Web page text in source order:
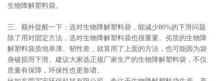
生物降解塑料袋。
三、额外提醒一下：选对生物降解塑料袋，能减少80%的下滑问题
除了用对固定方法，选对生物降解塑料袋也很重要。劣质的生物降
解塑料袋质地单薄、韧性差，就算用了上面的方法，也可能因为袋
身破损而下滑。建议大家选正规厂家生产的生物降解塑料袋，不仅
质量有保障，环保性也更靠谱。